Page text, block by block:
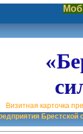
Визитная карточка
Брестской